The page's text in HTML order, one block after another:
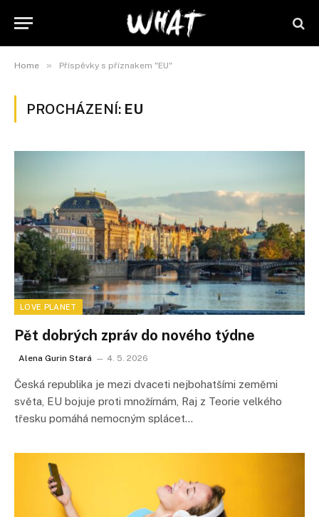
Home » Příspěvky s příznakem "EU"
PROCHÁZENÍ: EU
LOVE PLANET
Pět dobrých zpráv do nového týdne
Alena Gurin Stará 4. 5. 2026
Česká republika je mezi dvaceti nejbohatšími zeměmi
světa, EU bojuje proti množírnám, Raj z Teorie velkého
třesku pomáhá nemocným splácet…